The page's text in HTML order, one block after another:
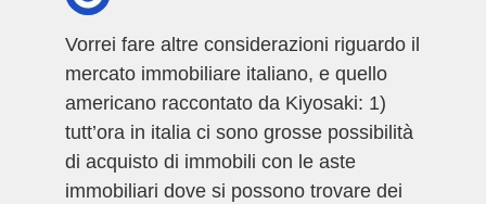
Vorrei fare altre considerazioni riguardo il
mercato immobiliare italiano, e quello
americano raccontato da Kiyosaki: 1)
tutt’ora in italia ci sono grosse possibilità
di acquisto di immobili con le aste
immobiliari dove si possono trovare dei